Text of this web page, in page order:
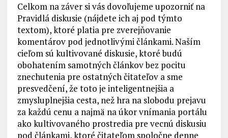
Celkom na záver si vás dovoľujeme upozorniť na
Pravidlá diskusie (nájdete ich aj pod týmto
textom), ktoré platia pre zverejňovanie
komentárov pod jednotlivými článkami. Naším
cieľom sú kultivované diskusie, ktoré budú
obohatením samotných článkov bez pocitu
znechutenia pre ostatných čitateľov a sme
presvedčení, že toto je inteligentnejšia a
zmysluplnejšia cesta, než hra na slobodu prejavu
za každú cenu a najmä na úkor vnímania portálu
ako kultivovaného prostredia pre vecnú diskusiu
pod článkami, ktoré čitateľom spoločne denne